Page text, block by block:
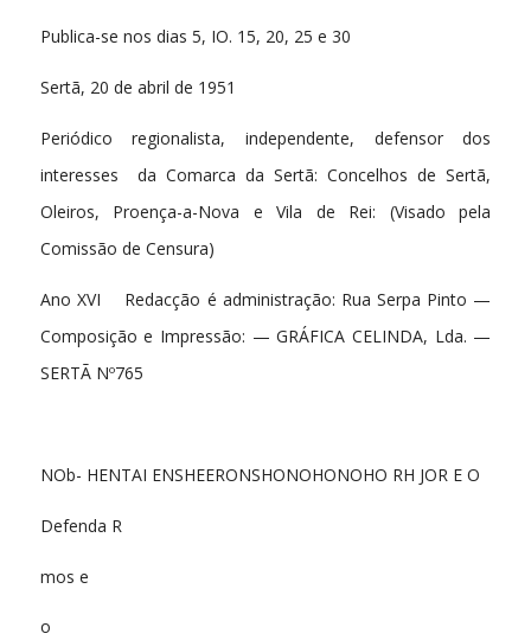
Publica-se nos dias 5, IO. 15, 20, 25 e 30
Sertã, 20 de abril de 1951
Periódico regionalista, independente, defensor dos
interesses da Comarca da Sertã: Concelhos de Sertã,
Oleiros, Proença-a-Nova e Vila de Rei: (Visado pela
Comissão de Censura)
Ano XVI Redacção é administração: Rua Serpa Pinto —
Composição e Impressão: — GRÁFICA CELINDA, Lda. —
SERTÃ Nº765
NOb- HENTAI ENSHEERONSHONOHONOHO RH JOR E O
Defenda R
mos e
o